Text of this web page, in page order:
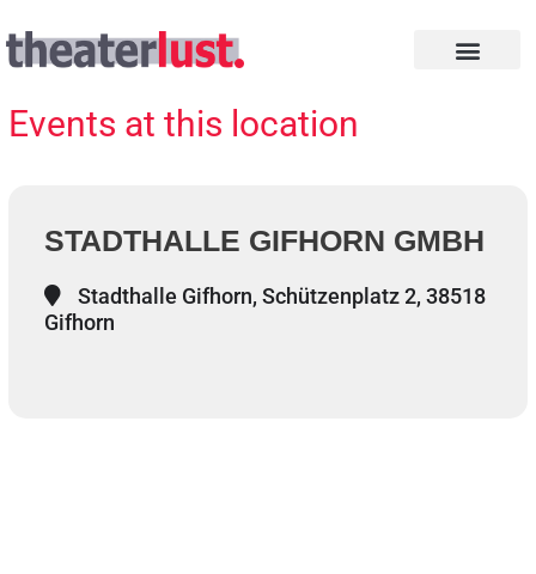
Inhalt
springen
Events at this location
STADTHALLE GIFHORN GMBH
Stadthalle Gifhorn, Schützenplatz 2, 38518
Gifhorn